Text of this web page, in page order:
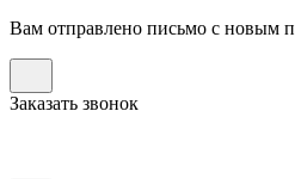
Вам отправлено письмо с новым
Заказать звонок